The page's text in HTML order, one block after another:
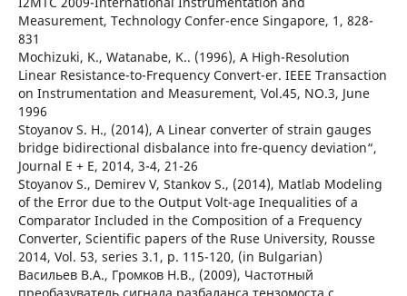
Measurement, Technology Confer-ence Singapore, 1, 828-
831
Mochizuki, K., Watanabe, K.. (1996), A High-Resolution
Linear Resistance-to-Frequency Convert-er. IEEE Transaction
on Instrumentation and Measurement, Vol.45, NO.3, June
1996
Stoyanov S. H., (2014), A Linear converter of strain gauges
bridge bidirectional disbalance into fre-quency deviation“,
Journal E + E, 2014, 3-4, 21-26
Stoyanov S., Demirev V, Stankov S., (2014), Matlab Modeling
of the Error due to the Output Volt-age Inequalities of a
Comparator Included in the Composition of a Frequency
Converter, Scientific papers of the Ruse University, Rousse
2014, Vol. 53, series 3.1, p. 115-120, (in Bulgarian)
Васильев В.А., Громков Н.В., (2009), Частотный